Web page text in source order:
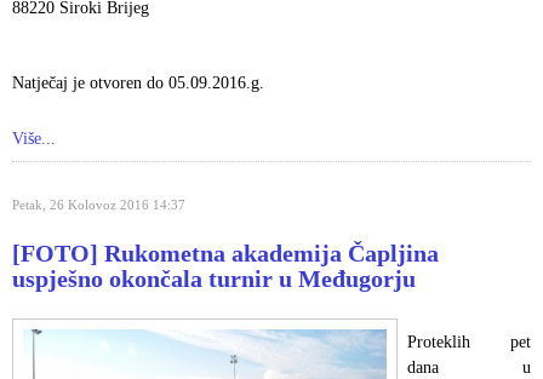
88220 Široki Brijeg
Natječaj je otvoren do 05.09.2016.g.
Više...
Petak, 26 Kolovoz 2016 14:37
[FOTO] Rukometna akademija Čapljina
uspješno okončala turnir u Međugorju
Proteklih pet
dana u